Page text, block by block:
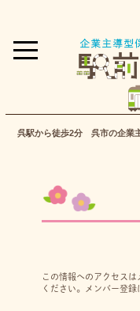
呉駅から徒歩2分 呉市の企業
この情報へのアクセス
ください。メンバー登録